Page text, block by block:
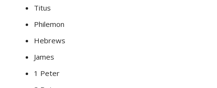
Titus
Philemon
Hebrews
James
1 Peter